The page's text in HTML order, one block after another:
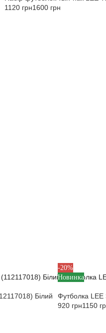
1120 грн1600 грн
Білий
-20%
Новинка
L
Футболка
920 грн1150